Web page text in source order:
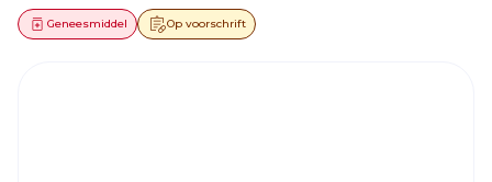
Op voorschrift
Geneesmiddel